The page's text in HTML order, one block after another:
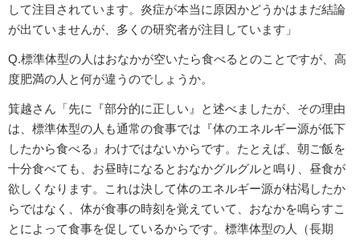
して注目されています。炎症が本当に原因かどうかはまだ結論
が出ていませんが、多くの研究者が注目しています」
Q.標準体型の人はおなかが空いたら食べるとのことですが、高
度肥満の人と何が違うのでしょうか。
箕越さん「先に『部分的に正しい』と述べましたが、その理由
は、標準体型の人も通常の食事では『体のエネルギー源が低下
したから食べる』わけではないからです。たとえば、朝ご飯を
十分食べても、お昼時になるとおなかグルグルと鳴り、昼食が
欲しくなります。これは決して体のエネルギー源が枯渇したか
らではなく、体が食事の時刻を覚えていて、おなかを鳴らすこ
とによって食事を促しているからです。標準体型の人（長期